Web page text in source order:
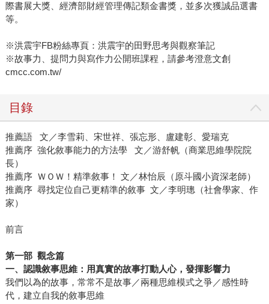
際書展大獎、經濟部財經管理傳記類金書獎，並多次獲誠品選書
等。
※洪震宇FB粉絲專頁：洪震宇的田野思考與觀察筆記
※故事力、提問力與寫作力公開班課程，請參考澄意文創
cmcc.com.tw/
目錄
推薦語 文／李雪莉、宋世祥、張忘形、盧建彰、愛瑞克
推薦序 強化敘事能力的方法學 文／游舒帆（商業思維學院院
長）
推薦序 ＷＯＷ！精準敘事！ 文／林怡辰（原斗國小資深老師）
推薦序 尋找定位自己更精準的敘事 文／李明璁（社會學家、作
家）
前言
第一部 觀念篇
一、認識敘事思維：用真實的故事打動人心，發揮影響力
我們以為的故事，常常不是故事／兩種思維模式之爭／感性時
代，建立自我的敘事思維